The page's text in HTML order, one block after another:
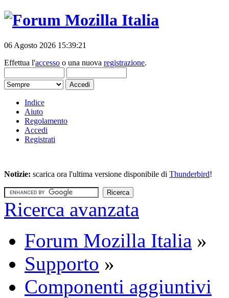
06 Agosto 2026 15:39:21
Effettua l'accesso o una nuova registrazione.
Indice
Aiuto
Regolamento
Accedi
Registrati
Notizie: scarica ora l'ultima versione disponibile di Thunderbird!
Ricerca avanzata
Forum Mozilla Italia »
Supporto »
Componenti aggiuntivi